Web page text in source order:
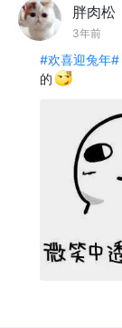
胖肉松
3年前
#欢喜迎兔年#
的